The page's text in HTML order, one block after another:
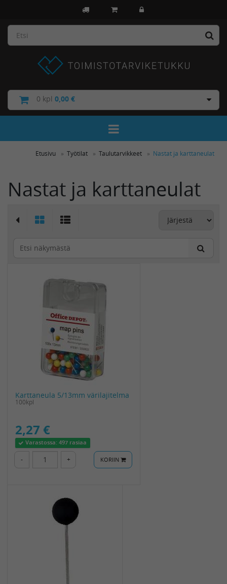
0 kpl 0,00 €
Toggle Navigation
Etusivu Työtilat Taulutarvikkeet Nastat ja karttaneulat
Nastat ja karttaneulat
Karttaneula 5/13mm värilajitelma
100kpl
2,27 €
Varastossa:497 rasiaa
- + KORIIN